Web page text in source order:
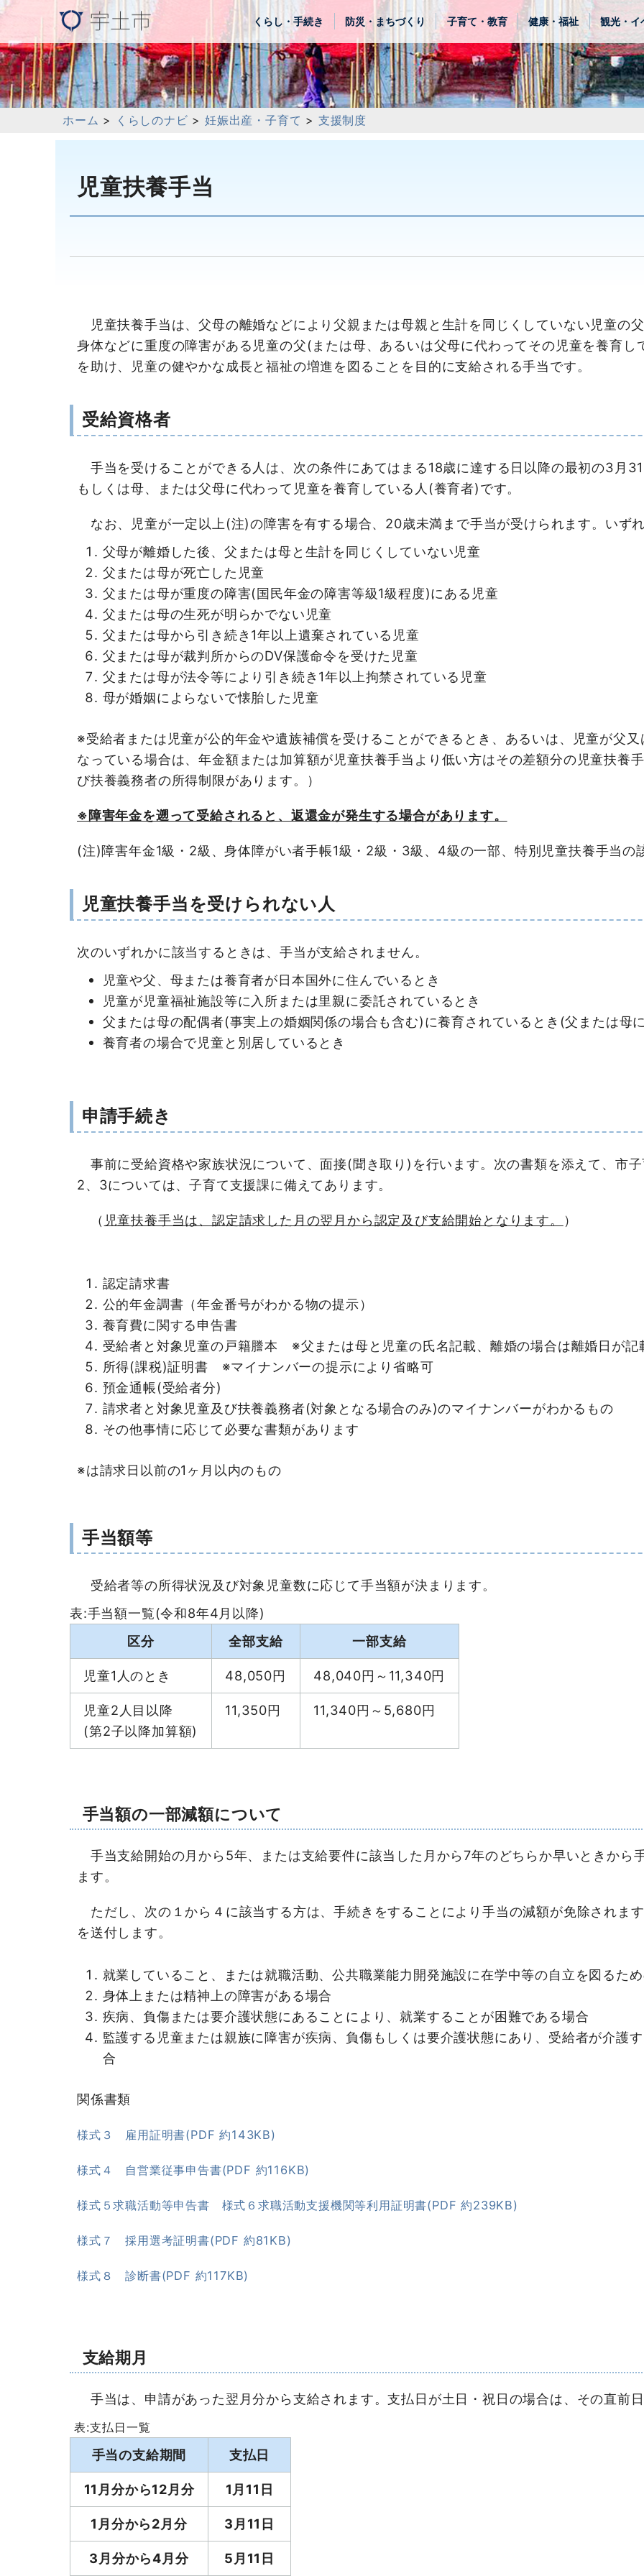
くらし・手続き 防災・まちづくり 子育て・教育 健康・福祉 観光・イ
ホーム > くらしのナビ >妊娠出産・子育て > 支援制度
児童扶養手当
児童扶養手当は、父母の離婚などにより父親または母親と生計を同じくしていない児童の
身体などに重度の障害がある児童の父(または母、あるいは父母に代わってその児童を養育
を助け、児童の健やかな成長と福祉の増進を図ることを目的に支給される手当です。
受給資格者
手当を受けることができる人は、次の条件にあてはまる18歳に達する日以降の最初の3月
もしくは母、または父母に代わって児童を養育している人(養育者)です。
なお、児童が一定以上(注)の障害を有する場合、20歳未満まで手当が受けられます。いず
父母が離婚した後、父または母と生計を同じくしていない児童
父または母が死亡した児童
父または母が重度の障害(国民年金の障害等級1級程度)にある児童
父または母の生死が明らかでない児童
父または母から引き続き1年以上遺棄されている児童
父または母が裁判所からのDV保護命令を受けた児童
父または母が法令等により引き続き1年以上拘禁されている児童
母が婚姻によらないで懐胎した児童
※受給者または児童が公的年金や遺族補償を受けることができるとき、あるいは、児童が父
なっている場合は、年金額または加算額が児童扶養手当より低い方はその差額分の児童扶養
び扶養義務者の所得制限があります。）
※障害年金を遡って受給されると、返還金が発生する場合があります。
(注)障害年金1級・2級、身体障がい者手帳1級・2級・3級、4級の一部、特別児童扶養手当の
児童扶養手当を受けられない人
次のいずれかに該当するときは、手当が支給されません。
児童や父、母または養育者が日本国外に住んでいるとき
児童が児童福祉施設等に入所または里親に委託されているとき
父または母の配偶者(事実上の婚姻関係の場合も含む)に養育されているとき(父または母
養育者の場合で児童と別居しているとき
申請手続き
事前に受給資格や家族状況について、面接(聞き取り)を行います。次の書類を添えて、市子
2、3については、子育て支援課に備えてあります。
（ 児童扶養手当は、認定請求した月の翌月から認定及び支給開始となります。 ）
認定請求書
公的年金調書（年金番号がわかる物の提示）
養育費に関する申告書
受給者と対象児童の戸籍謄本 ※父または母と児童の氏名記載、離婚の場合は離婚日が記
所得(課税)証明書 ※マイナンバーの提示により省略可
預金通帳(受給者分)
請求者と対象児童及び扶養義務者(対象となる場合のみ)のマイナンバーがわかるもの
その他事情に応じて必要な書類があります
※は請求日以前の1ヶ月以内のもの
手当額等
受給者等の所得状況及び対象児童数に応じて手当額が決まります。
表:手当額一覧(令和8年4月以降)
区分
全部支給 一部支給
児童1人のとき 48,050円 48,040円～11,340円
児童2人目以降
(第2子以降加算額)
11,350円 11,340円～5,680円
手当額の一部減額について
手当支給開始の月から5年、または支給要件に該当した月から7年のどちらか早いときから
ます。
ただし、次の１から４に該当する方は、手続きをすることにより手当の減額が免除されま
を送付します。
就業していること、または就職活動、公共職業能力開発施設に在学中等の自立を図るた
身体上または精神上の障害がある場合
疾病、負傷または要介護状態にあることにより、就業することが困難である場合
監護する児童または親族に障害が疾病、負傷もしくは要介護状態にあり、受給者が介護
関係書類
様式３ 雇用証明書(PDF 約143KB)
様式４ 自営業従事申告書(PDF 約116KB)
様式５求職活動等申告書 様式６求職活動支援機関等利用証明書(PDF 約239KB)
様式７ 採用選考証明書(PDF 約81KB)
様式８ 診断書(PDF 約117KB)
支給期月
手当は、申請があった翌月分から支給されます。支払日が土日・祝日の場合は、その直前日
表:支払日一覧
手当の支給期間 支払日
11月分から12月分 1月11日
1月分から2月分 3月11日
3月分から4月分 5月11日